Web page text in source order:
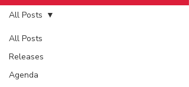
All Posts
Releases
Agenda
All Posts